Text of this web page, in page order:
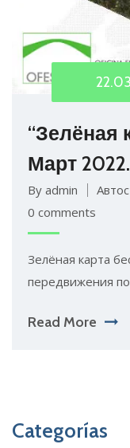
“Зелёная
Март 2022.
By admin
0 comments
Зелёная карта
передвижения
Read More
Categorías